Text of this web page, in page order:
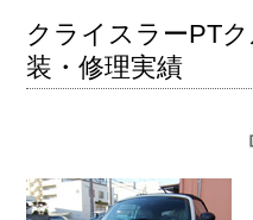
Works
Information
クライスラーPT
装・修理実績